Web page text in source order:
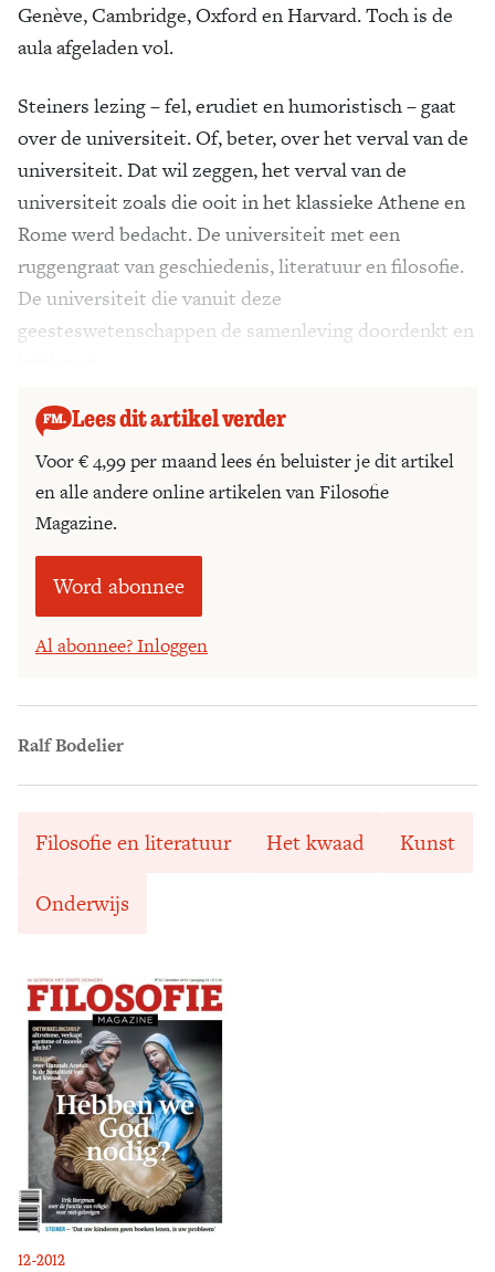
12-2012
Genève, Cambridge, Oxford en Harvard. Toch is de
aula afgeladen vol.
Steiners lezing – fel, erudiet en humoristisch – gaat
over de universiteit. Of, beter, over het verval van de
universiteit. Dat wil zeggen, het verval van de
universiteit zoals die ooit in het klassieke Athene en
Rome werd bedacht. De universiteit met een
ruggengraat van geschiedenis, literatuur en filosofie.
De universiteit die vanuit deze
geesteswetenschappen de samenleving doordenkt en
Lees dit artikel verder
Voor € 4,99 per maand lees én beluister je dit artikel
en alle andere online artikelen van Filosofie
Magazine.
Word abonnee
Al abonnee? Inloggen
Ralf Bodelier
Filosofie en literatuur Het kwaad Kunst
Onderwijs